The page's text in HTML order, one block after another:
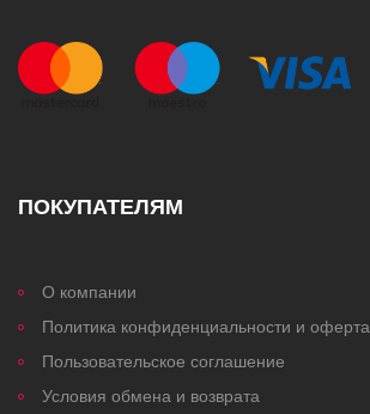
ПОКУПАТЕЛЯМ
О компании
Политика конфиденциальности и оферта
Пользовательское соглашение
Условия обмена и возврата